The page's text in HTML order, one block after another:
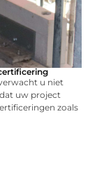
u niet
uw project
zoals